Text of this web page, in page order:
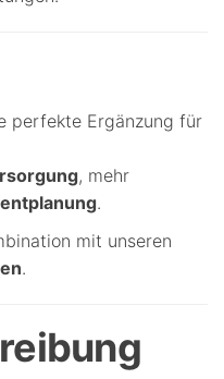
perfekte Ergänzung für
, mehr
.
mit unseren
.